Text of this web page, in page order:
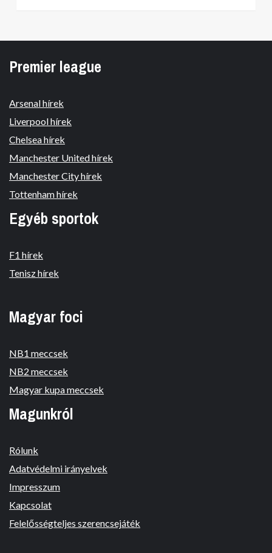
Premier league
Arsenal hírek
Liverpool hírek
Chelsea hírek
Manchester United hírek
Manchester City hírek
Tottenham hírek
Egyéb sportok
F1 hírek
Tenisz hírek
Magyar foci
NB1 meccsek
NB2 meccsek
Magyar kupa meccsek
Magunkról
Rólunk
Adatvédelmi irányelvek
Impresszum
Kapcsolat
Felelősségteljes szerencsejáték